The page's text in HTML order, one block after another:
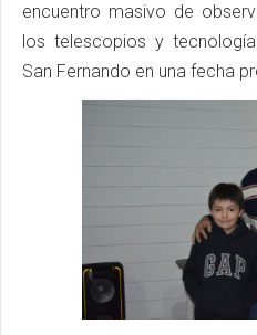
encuentro masivo de
los telescopios y
San Fernando en una fecha